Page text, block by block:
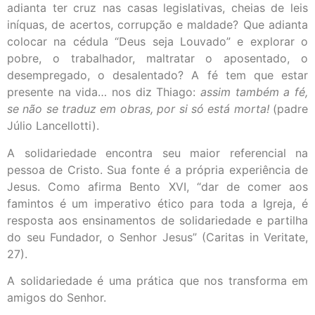
adianta ter cruz nas casas legislativas, cheias de leis
iníquas, de acertos, corrupção e maldade? Que adianta
colocar na cédula “Deus seja Louvado” e explorar o
pobre, o trabalhador, maltratar o aposentado, o
desempregado, o desalentado? A fé tem que estar
presente na vida… nos diz Thiago: assim também a fé,
se não se traduz em obras, por si só está morta!(padre
Júlio Lancellotti).
A solidariedade encontra seu maior referencial na
pessoa de Cristo. Sua fonte é a própria experiência de
Jesus. Como afirma Bento XVI, “dar de comer aos
famintos é um imperativo ético para toda a Igreja, é
resposta aos ensinamentos de solidariedade e partilha
do seu Fundador, o Senhor Jesus” (Caritas in Veritate,
27).
A solidariedade é uma prática que nos transforma em
amigos do Senhor.